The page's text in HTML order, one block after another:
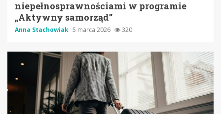
niepełnosprawnościami w programie
„Aktywny samorząd”
Anna Stachowiak 5 marca 2026 320